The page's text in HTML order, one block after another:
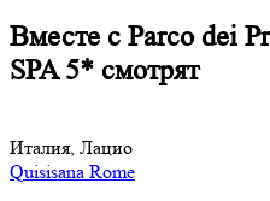
Вместе с Parco dei
SPA 5* смотрят
Италия, Лацио
Quisisana Rome